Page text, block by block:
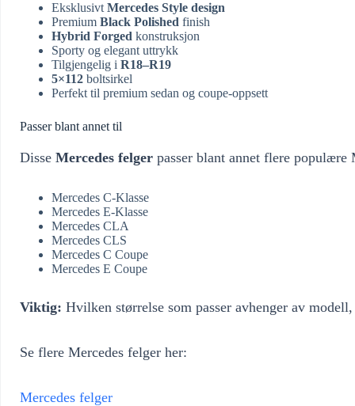
Eksklusivt Mercedes Style design
Premium Black Polished finish
Hybrid Forged konstruksjon
Sporty og elegant uttrykk
Tilgjengelig i R18–R19
5×112 boltsirkel
Perfekt til premium sedan og coupe-oppsett
Passer blant annet til
Disse Mercedes felger passer blant annet flere
Mercedes C-Klasse
Mercedes E-Klasse
Mercedes CLA
Mercedes CLS
Mercedes C Coupe
Mercedes E Coupe
Viktig: Hvilken størrelse som passer avhenger av
Se flere Mercedes felger her:
Mercedes felger